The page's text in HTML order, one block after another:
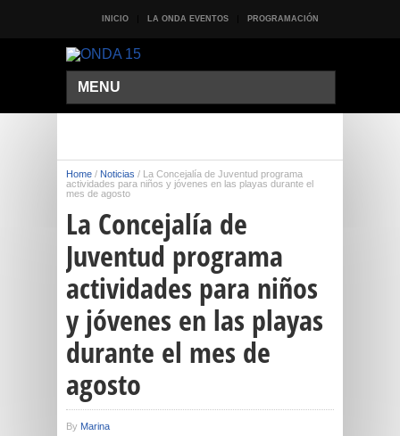
INICIO LA ONDA EVENTOS PROGRAMACIÓN
MENU
Home / Noticias / La Concejalía de Juventud programa
actividades para niños y jóvenes en las playas durante el
mes de agosto
La Concejalía de
Juventud programa
actividades para niños
y jóvenes en las playas
durante el mes de
agosto
By Marina